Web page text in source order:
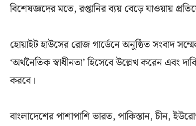
বিশেষজ্ঞদের মতে, রপ্তানির ব্যয় বেড়ে যাওয়ায়
হোয়াইট হাউসের রোজ গার্ডেনে অনুষ্ঠিত সংবাদ
‘অর্থনৈতিক স্বাধীনতা’ হিসেবে উল্লেখ করেন
করবে।
বাংলাদেশের পাশাপাশি ভারত, পাকিস্তান, চীন,